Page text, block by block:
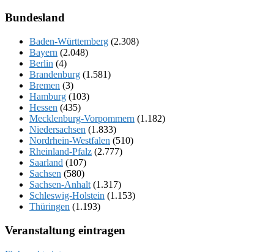
Bundesland
Baden-Württemberg (2.308)
Bayern (2.048)
Berlin (4)
Brandenburg (1.581)
Bremen (3)
Hamburg (103)
Hessen (435)
Mecklenburg-Vorpommern (1.182)
Niedersachsen (1.833)
Nordrhein-Westfalen (510)
Rheinland-Pfalz (2.777)
Saarland (107)
Sachsen (580)
Sachsen-Anhalt (1.317)
Schleswig-Holstein (1.153)
Thüringen (1.193)
Veranstaltung eintragen